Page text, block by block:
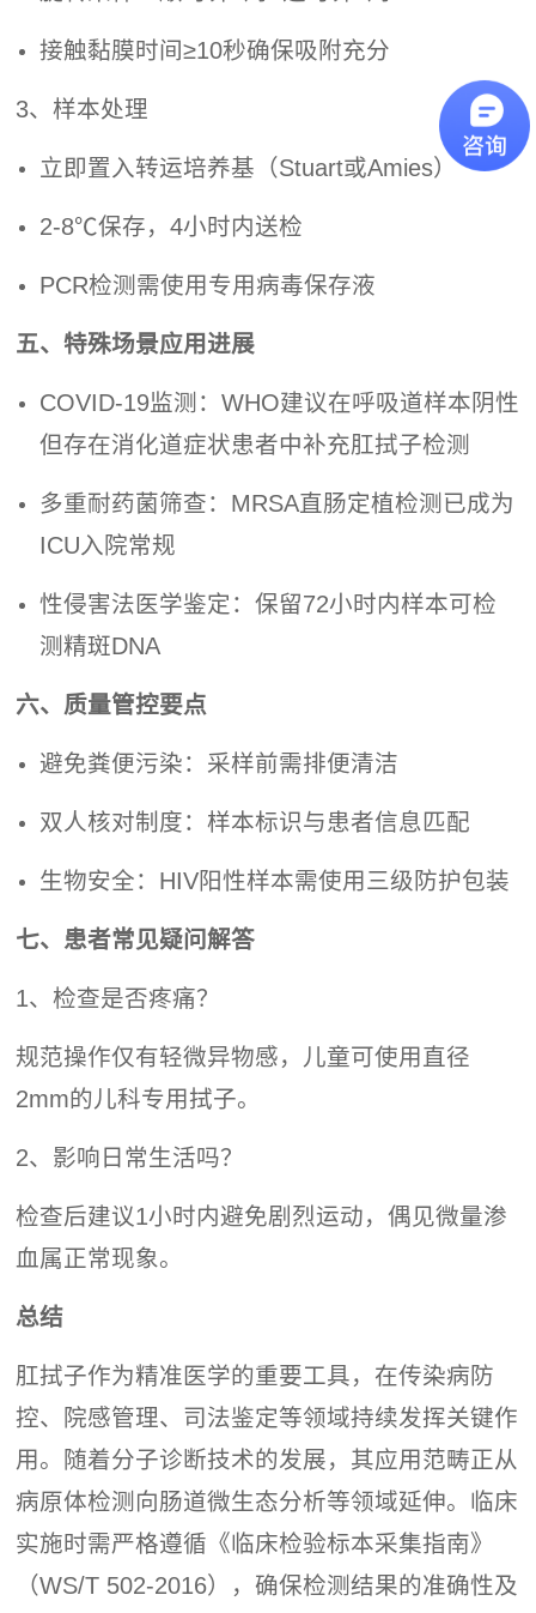
接触黏膜时间≥10秒确保吸附充分
3、样本处理
立即置入转运培养基（Stuart或Amies）
2-8℃保存，4小时内送检
PCR检测需使用专用病毒保存液
五、特殊场景应用进展
COVID-19监测：WHO建议在呼吸道样本阴性
但存在消化道症状患者中补充肛拭子检测
多重耐药菌筛查：MRSA直肠定植检测已成为
ICU入院常规
性侵害法医学鉴定：保留72小时内样本可检
测精斑DNA
六、质量管控要点
避免粪便污染：采样前需排便清洁
双人核对制度：样本标识与患者信息匹配
生物安全：HIV阳性样本需使用三级防护包装
七、患者常见疑问解答
1、检查是否疼痛？
规范操作仅有轻微异物感，儿童可使用直径
2mm的儿科专用拭子。
2、影响日常生活吗？
检查后建议1小时内避免剧烈运动，偶见微量渗
血属正常现象。
总结
肛拭子作为精准医学的重要工具，在传染病防
控、院感管理、司法鉴定等领域持续发挥关键作
用。随着分子诊断技术的发展，其应用范畴正从
病原体检测向肠道微生态分析等领域延伸。临床
实施时需严格遵循《临床检验标本采集指南》
（WS/T 502-2016），确保检测结果的准确性及